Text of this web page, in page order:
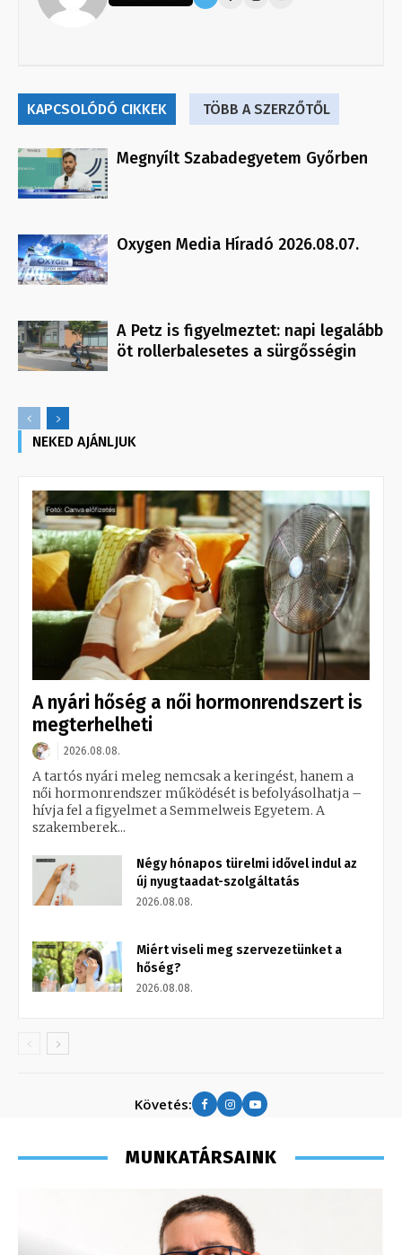
KAPCSOLÓDÓ CIKKEK TÖBB A SZERZŐTŐL
Megnyílt Szabadegyetem Győrben
Oxygen Media Híradó 2026.08.07.
A Petz is figyelmeztet: napi legalább
öt rollerbalesetes a sürgősségin
NEKED AJÁNLJUK
A nyári hőség a női hormonrendszert is
megterhelheti
2026.08.08.
A tartós nyári meleg nemcsak a keringést, hanem a
női hormonrendszer működését is befolyásolhatja –
hívja fel a figyelmet a Semmelweis Egyetem. A
szakemberek...
Négy hónapos türelmi idővel indul az
új nyugtaadat-szolgáltatás
2026.08.08.
Miért viseli meg szervezetünket a
hőség?
2026.08.08.
Követés:
MUNKATÁRSAINK